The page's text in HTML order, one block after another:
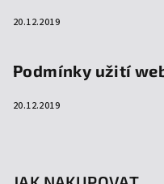
20.12.2019
Podmínky užití
20.12.2019